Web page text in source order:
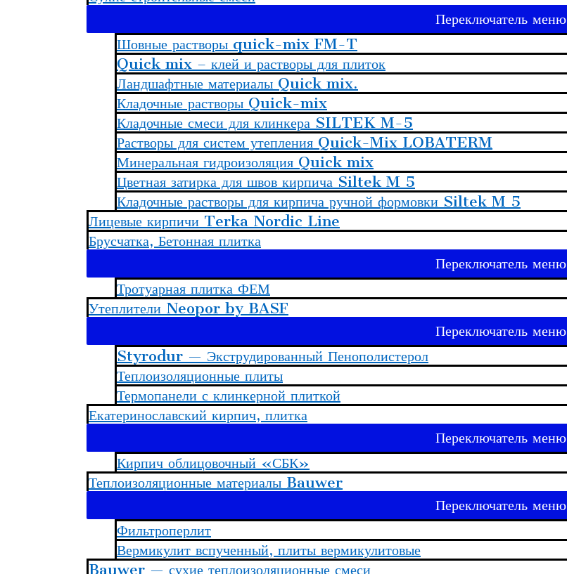
Переключатель меню
Шовные растворы quick-mix FM-T
Quick mix – клей и растворы для плиток
Ландшафтные материалы Quick mix.
Кладочные растворы Quick-mix
Кладочные смеси для клинкера SILTEK M-5
Растворы для систем утепления Quick-Mix LOBATERM
Минеральная гидроизоляция Quick mix
Цветная затирка для швов кирпича Siltek M 5
Кладочные растворы для кирпича ручной формовки Siltek M 5
Лицевые кирпичи Terka Nordic Line
Брусчатка, Бетонная плитка
Переключатель меню
Тротуарная плитка ФЕМ
Утеплители Neopor by BASF
Переключатель меню
Styrodur — Экструдированный Пенополистерол
Теплоизоляционные плиты
Термопанели с клинкерной плиткой
Екатеринославский кирпич, плитка
Переключатель меню
Кирпич облицовочный «СБК»
Теплоизоляционные материалы Bauwer
Переключатель меню
Фильтроперлит
Вермикулит вспученный, плиты вермикулитовые
Bauwer — сухие теплоизоляционные смеси